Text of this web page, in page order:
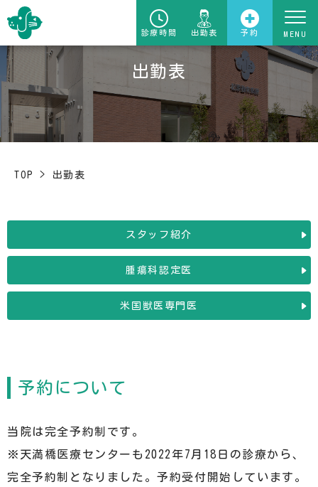
診療時間 出勤表 予約
出勤表
TOP > 出勤表
スタッフ紹介
腫瘍科認定医
米国獣医専門医
予約について
当院は完全予約制です。
※天満橋医療センターも2022年7月18日の診療から、
完全予約制となりました。予約受付開始しています。